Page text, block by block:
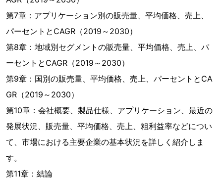
第7章：アプリケーション別の販売量、平均価格、売上、
パーセントとCAGR（2019～2030）
第8章：地域別セグメントの販売量、平均価格、売上、パ
ーセントとCAGR（2019～2030）
第9章：国別の販売量、平均価格、売上、パーセントとCA
GR（2019～2030）
第10章：会社概要、製品仕様、アプリケーション、最近の
発展状況、販売量、平均価格、売上、粗利益率などについ
て、市場における主要企業の基本状況を詳しく紹介しま
す。
第11章：結論